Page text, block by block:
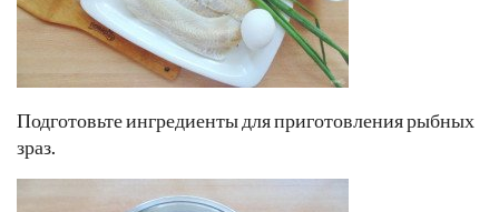
Подготовьте ингредиенты для приготовления рыбных
зраз.